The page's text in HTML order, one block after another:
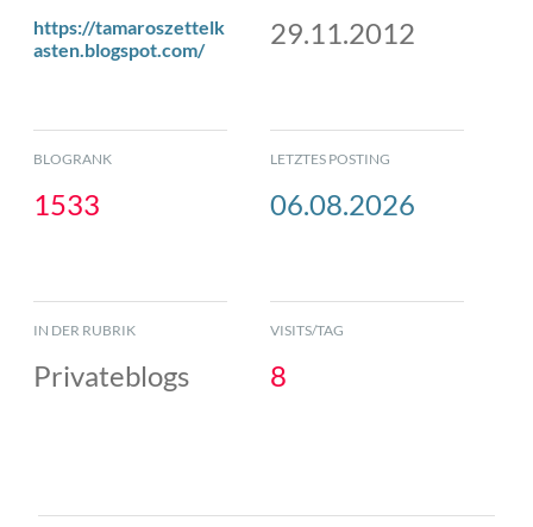
https://tamaroszettelk
asten.blogspot.com/
29.11.2012
BLOGRANK
1533
LETZTES POSTING
06.08.2026
IN DER RUBRIK
Privateblogs
VISITS/TAG
8